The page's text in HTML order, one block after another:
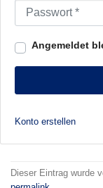
Passwort
Angemeldet
Konto erstellen
Dieser Eintrag wurde